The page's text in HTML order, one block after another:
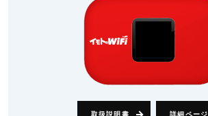
取扱説明書 詳細ページ